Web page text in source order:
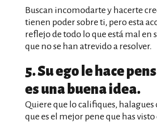
Buscan incomodarte y hacerte
tienen poder sobre ti, pero esta
reflejo de todo lo que está mal en
que no se han atrevido a resolver.
5. Su ego le hace
es una buena idea.
Quiere que lo califiques, halagues
que es el mejor pene que has visto